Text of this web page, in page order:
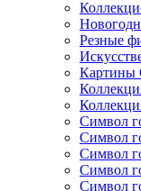
Резные
Картины
Символ
Символ
Символ
Символ
Символ